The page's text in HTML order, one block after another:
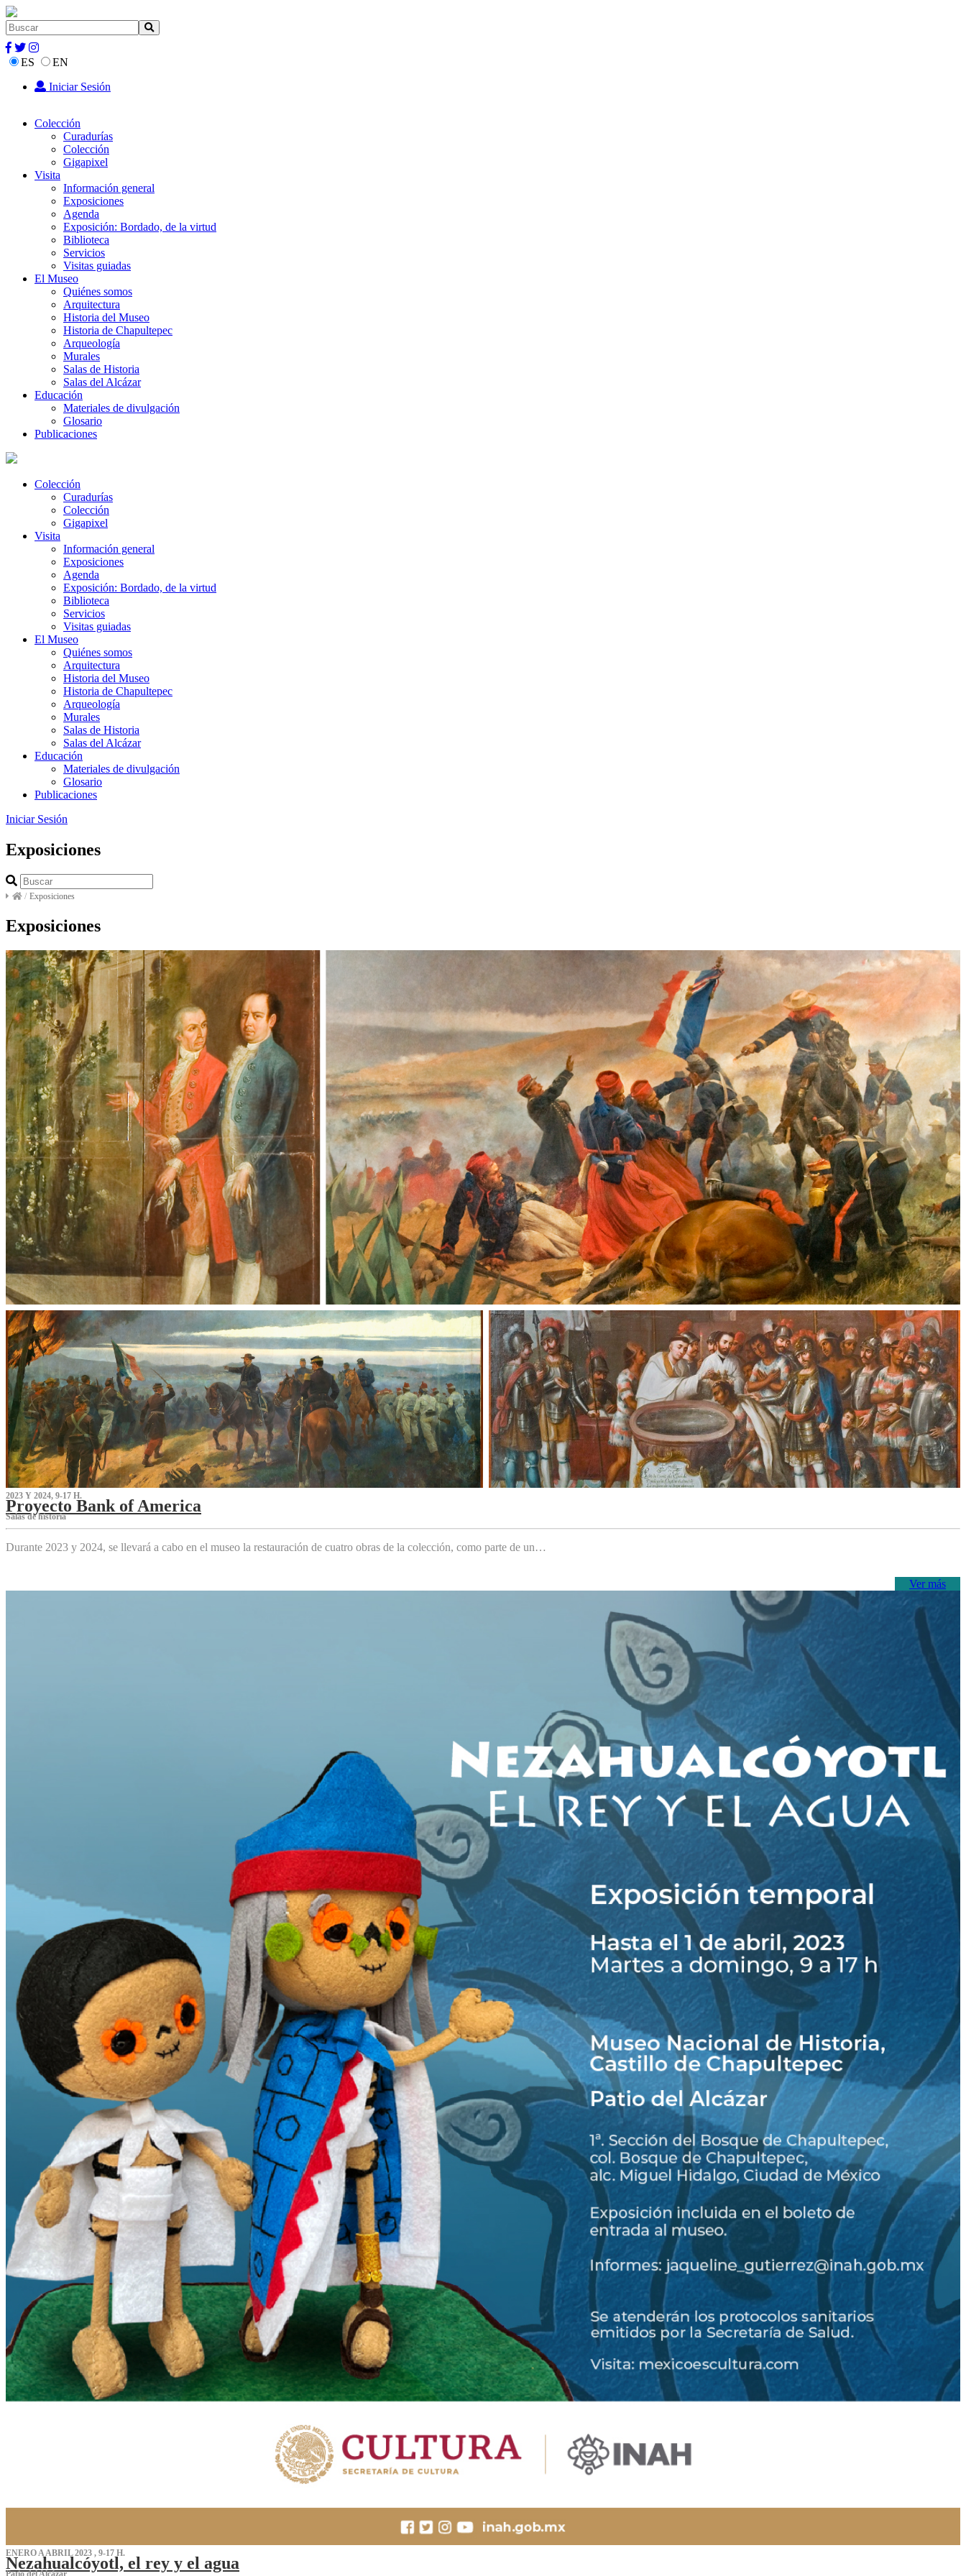
ES
EN
Iniciar Sesión
Colección
Curadurías
Colección
Gigapixel
Visita
Información general
Exposiciones
Agenda
Exposición: Bordado, de la virtud
Biblioteca
Servicios
Visitas guiadas
El Museo
Quiénes somos
Arquitectura
Historia del Museo
Historia de Chapultepec
Arqueología
Murales
Salas de Historia
Salas del Alcázar
Educación
Materiales de divulgación
Glosario
Publicaciones
Colección
Curadurías
Colección
Gigapixel
Visita
Información general
Exposiciones
Agenda
Exposición: Bordado, de la virtud
Biblioteca
Servicios
Visitas guiadas
El Museo
Quiénes somos
Arquitectura
Historia del Museo
Historia de Chapultepec
Arqueología
Murales
Salas de Historia
Salas del Alcázar
Educación
Materiales de divulgación
Glosario
Publicaciones
Iniciar Sesión
Exposiciones
/ Exposiciones
Exposiciones
2023 Y 2024, 9-17 H.
Proyecto Bank of America
S‌alas de historia
Durante 2023 y 2024, se llevará a cabo en el museo la restauración de cuatro obras de la colección, como parte de un…
Ver más
ENERO A ABRIL 2023 , 9-17 H.
Nezahualcóyotl, el rey y el agua